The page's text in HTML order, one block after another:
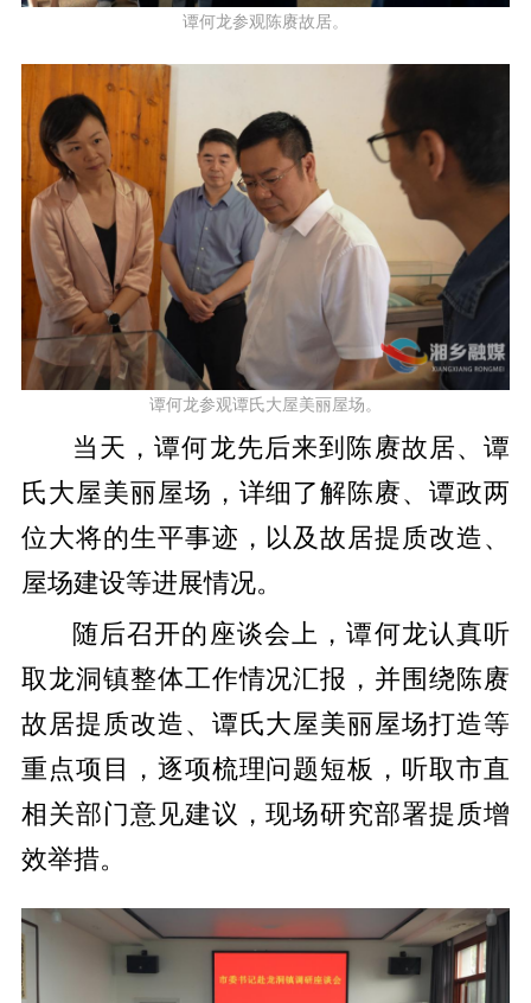
谭何龙参观陈赓故居。
谭何龙参观谭氏大屋美丽屋场。
当天，谭何龙先后来到陈赓故居、谭
氏大屋美丽屋场，详细了解陈赓、谭政两
位大将的生平事迹，以及故居提质改造、
屋场建设等进展情况。
随后召开的座谈会上，谭何龙认真听
取龙洞镇整体工作情况汇报，并围绕陈赓
故居提质改造、谭氏大屋美丽屋场打造等
重点项目，逐项梳理问题短板，听取市直
相关部门意见建议，现场研究部署提质增
效举措。